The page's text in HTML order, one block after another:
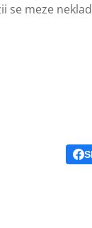
se meze